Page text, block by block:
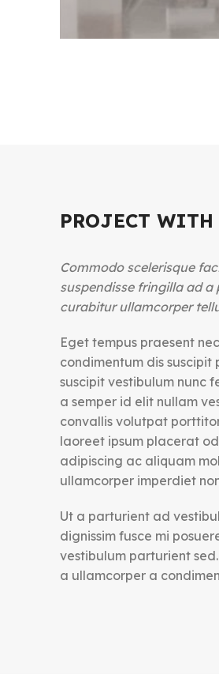
PROJECT
Commodo scelerisque
suspendisse fringilla ad a
curabitur ullamcorper
Eget tempus praesent
condimentum dis suscipit
suscipit vestibulum nunc
a semper id elit nullam
convallis volutpat
laoreet ipsum placerat
adipiscing ac aliquam
ullamcorper imperdiet
Ut a parturient ad
dignissim fusce mi
vestibulum parturient
a ullamcorper a